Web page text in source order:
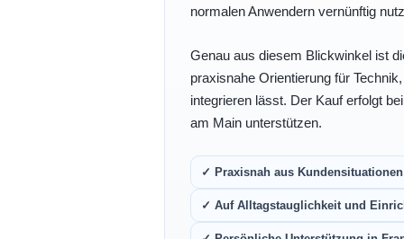
normalen Anwendern vernünftig
Genau aus diesem Blickwinkel ist
praxisnahe Orientierung für
integrieren lässt. Der Kauf erfolgt
am Main unterstützen.
✓ Praxisnah aus
✓ Auf Alltagstauglichkeit und